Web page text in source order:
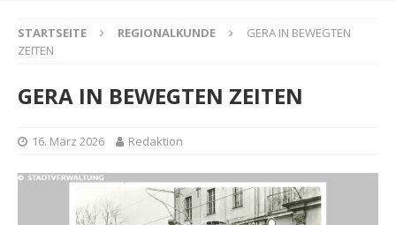
STARTSEITE REGIONALKUNDE
GERA IN BEWEGTEN
ZEITEN
GERA IN BEWEGTEN ZEITEN
16. März 2026 Redaktion